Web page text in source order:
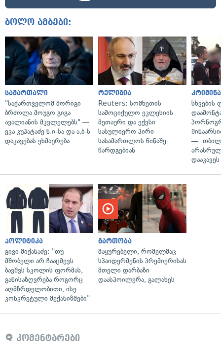
ბოლო ამბები:
სამართალი
"საქართველომ მორიგი
ბრძოლა მოუგო გიგა
ავალიანის მკვლელებს" —
ეკა კუპატაძე ნ.ი-სა და ა.ბ-ს
დაკავებას ეხმაურება
რელიგია
Reuters: სომხეთის
სამოციქულო ეკლესიის
მეთაური და ექვსი
სასულიერო პირი
სასამართლოს წინაშე
წარდგებიან
სხვების
—
დააკავეს
პოლიტიკა
გივი მიქანაძე: "თუ
მშობელი არ ჩააცმევს
ბავშვს სკოლის ფორმას,
განისაზღვრება როგორც
აღმზრდელობითი, ისე
კონკრეტული მექანიზმები"
გართობა
მაყურებელი, რომელმაც
სპაიდერმენის პრემიერისას
მთელი დარბაზი
დაასპოილერა, გალახეს
კომენტარები